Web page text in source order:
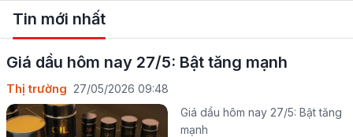
Tin mới nhất
Giá dầu hôm nay 27/5: Bật tăng mạnh
Thị trường 27/05/2026 09:48
Giá dầu hôm nay 27/5: Bật tăng
mạnh